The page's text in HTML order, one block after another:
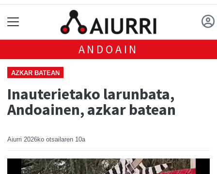
ANDOAIN
AZKAR BATEAN
Inauterietako larunbata,
Andoainen, azkar batean
Aiurri 2026ko otsailaren 10a